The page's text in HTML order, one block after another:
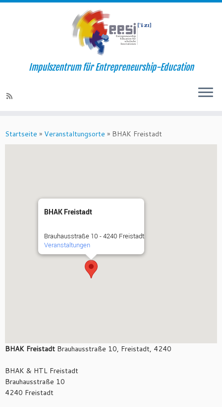
Impulszentrum für Entrepreneurship-Education
Startseite » Veranstaltungsorte » BHAK Freistadt
BHAK Freistadt
Brauhausstraße 10 - 4240 Freistadt
Veranstaltungen
BHAK Freistadt Brauhausstraße 10, Freistadt, 4240
BHAK & HTL Freistadt
Brauhausstraße 10
4240 Freistadt